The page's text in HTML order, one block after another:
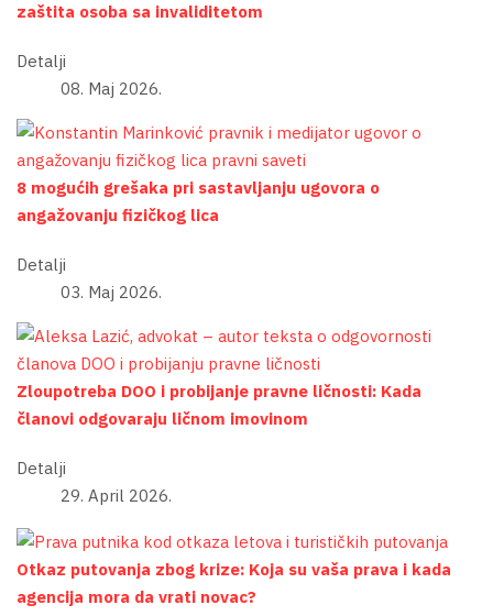
zaštita osoba sa invaliditetom
Detalji
08. Maj 2026.
8 mogućih grešaka pri sastavljanju ugovora o
angažovanju fizičkog lica
Detalji
03. Maj 2026.
Zloupotreba DOO i probijanje pravne ličnosti: Kada
članovi odgovaraju ličnom imovinom
Detalji
29. April 2026.
Otkaz putovanja zbog krize: Koja su vaša prava i kada
agencija mora da vrati novac?